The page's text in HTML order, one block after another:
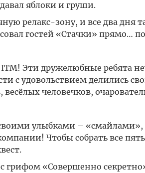
яблоки и груши.
релакс-зону, и все два дня
гостей «Стачки» прямо…
Эти дружелюбные ребята
с удовольствием делились
человечков,
своими улыбками –
Чтобы собрать все
грифом «Совершенно